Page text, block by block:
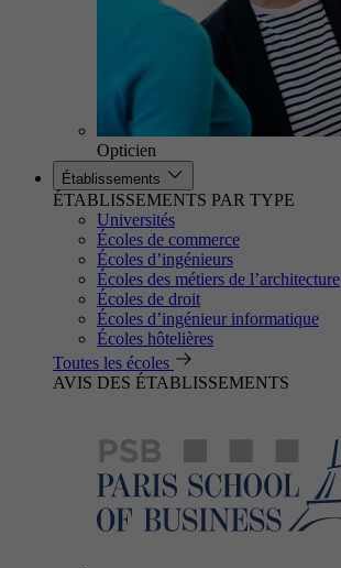
Opticien
Établissements
ÉTABLISSEMENTS PAR TYPE
Universités
Écoles de commerce
Écoles d’ingénieurs
Écoles des métiers de l’architecture
Écoles de droit
Écoles d’ingénieur informatique
Écoles hôtelières
Toutes les écoles
AVIS DES ÉTABLISSEMENTS